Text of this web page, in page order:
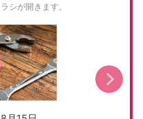
シが開きます。